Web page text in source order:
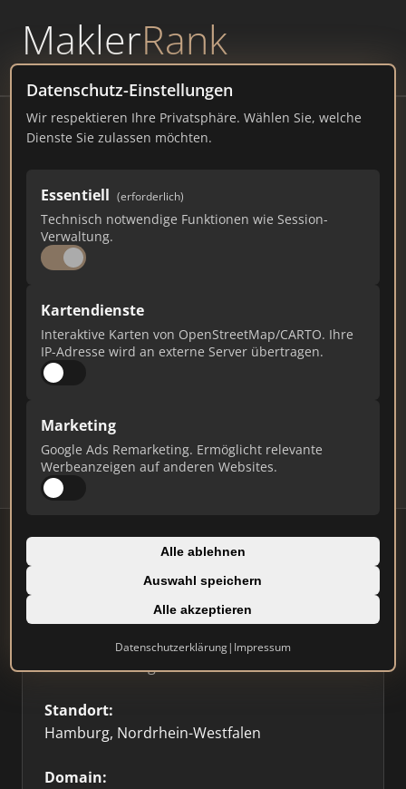
MaklerRank
powered byWAVEPOINT
Datenschutz-Einstellungen
Wir respektieren Ihre Privatsphäre. Wählen Sie, welche
Dienste Sie zulassen möchten.
Essentiell (erforderlich)
Technisch notwendige Funktionen wie Session-
Verwaltung.
Kartendienste
Interaktive Karten von OpenStreetMap/CARTO. Ihre
IP-Adresse wird an externe Server übertragen.
Marketing
Google Ads Remarketing. Ermöglicht relevante
Werbeanzeigen auf anderen Websites.
Alle ablehnen
Auswahl speichern
Alle akzeptieren
Datenschutzerklärung| Impressum
Evernest GmbH
evernest.com
3.350
Ist das Ihr Unternehmen?
Verifizieren Sie Ihr Profil, bearbeiten Sie Ihre
Updates.
Profil beanspruchen
⭐ Etabliert
Hausverwaltung
Standort:
Hamburg, Nordrhein-Westfalen
Domain: